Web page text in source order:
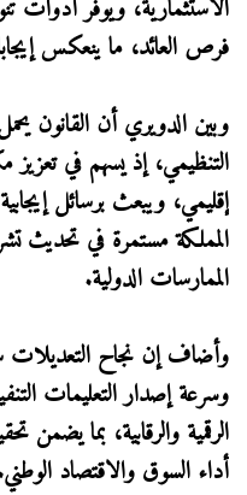
الاستثمارية، ويوفر أدوات
فرص العائد، ما ينعكس
وبين الدويري أن القانون يحمل
التنظيمي، إذ يسهم في تعزيز
إقليمي، ويبعث برسائل
المملكة مستمرة في تحديث
الممارسات الدولية.
وأضاف إن نجاح التعديلات
وسرعة إصدار التعليمات
الرقمية والرقابية، بما
أداء السوق والاقتصاد